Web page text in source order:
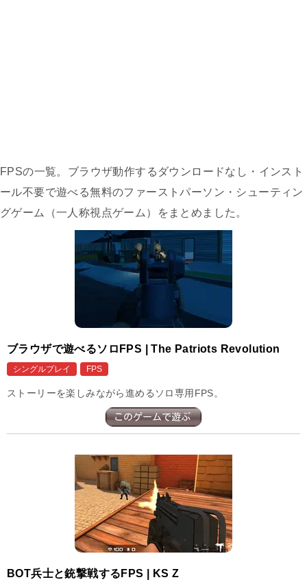
FPSの一覧。ブラウザ動作するダウンロードなし・インスト
ール不要で遊べる無料のファーストパーソン・シューティン
グゲーム（一人称視点ゲーム）をまとめました。
ブラウザで遊べるソロFPS | The Patriots Revolution
シングルプレイ FPS
ストーリーを楽しみながら進めるソロ専用FPS。
BOT兵士と銃撃戦するFPS | KS Z